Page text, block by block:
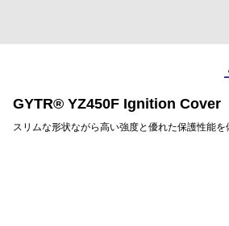
GYTR® YZ450F Ignition Cover
スリムな形状ながら高い強度と優れた保護性能